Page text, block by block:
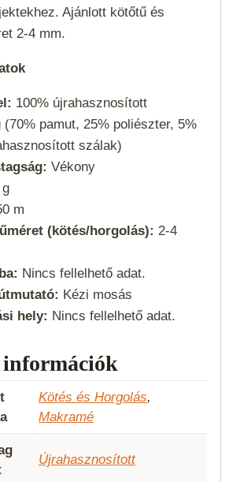
Ajánlott kötőtű és
2-4 mm.
100% újrahasznosított
(70% pamut, 25% poliészter, 5%
szálak)
Vékony
m
(kötés/horgolás): 2-4
Nincs fellelhető adat.
Kézi mosás
hely: Nincs fellelhető adat.
Kötés és Horgolás,
Makramé
Újrahasznosított